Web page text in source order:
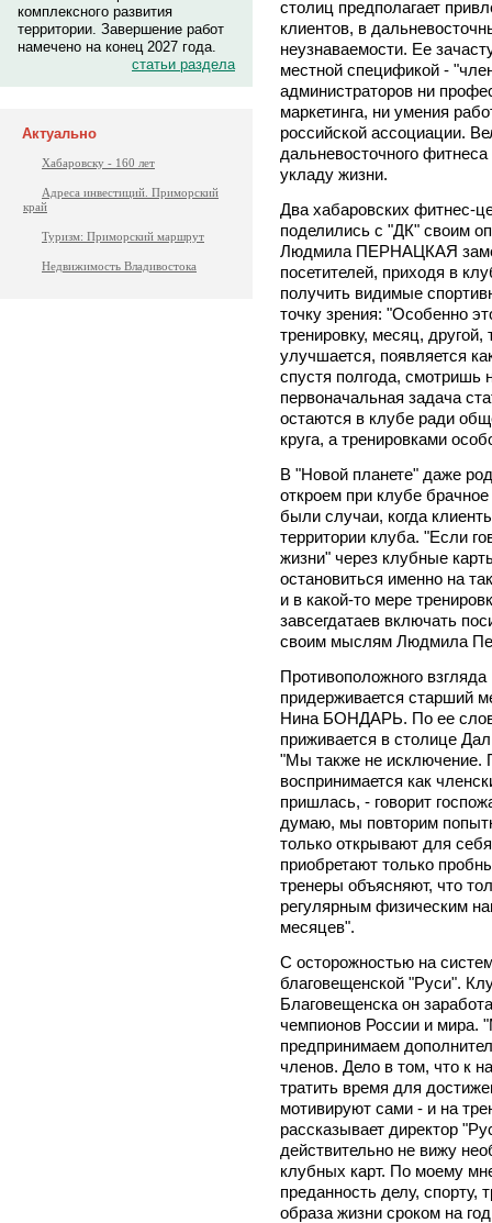
комплексного развития
территории. Завершение работ
намечено на конец 2027 года.
статьи раздела
Актуально
Хабаровску - 160 лет
Адреса инвестиций. Приморский
край
Туризм: Приморский маршрут
Недвижимость Владивостока
столиц предполагает
клиентов, в
неузнаваемости. Ее
местной спецификой -
администраторов ни
маркетинга, ни умения
российской ассоциации.
дальневосточного
укладу жизни.
Два хабаровских фитнес-
поделились с "ДК" своим
Людмила ПЕРНАЦКАЯ
посетителей, приходя в
получить видимые
точку зрения: "Особенно
тренировку, месяц, другой,
улучшается, появляется
спустя полгода, смотришь
первоначальная задача
остаются в клубе ради
круга, а тренировками
В "Новой планете" даже
откроем при клубе
были случаи, когда
территории клуба. "Если
жизни" через клубные
остановиться именно на
и в какой-то мере
завсегдатаев включать
своим мыслям Людмила
Противоположного
придерживается старший
Нина БОНДАРЬ. По ее
приживается в столице
"Мы также не исключение.
воспринимается как
пришлась, - говорит
думаю, мы повторим
только открывают для
приобретают только
тренеры объясняют, что
регулярным физическим
месяцев".
С осторожностью на
благовещенской "Руси".
Благовещенска он
чемпионов России и мира.
предпринимаем
членов. Дело в том, что к
тратить время для
мотивируют сами - и на
рассказывает директор
действительно не вижу
клубных карт. По моему
преданность делу, спорту,
образа жизни сроком на